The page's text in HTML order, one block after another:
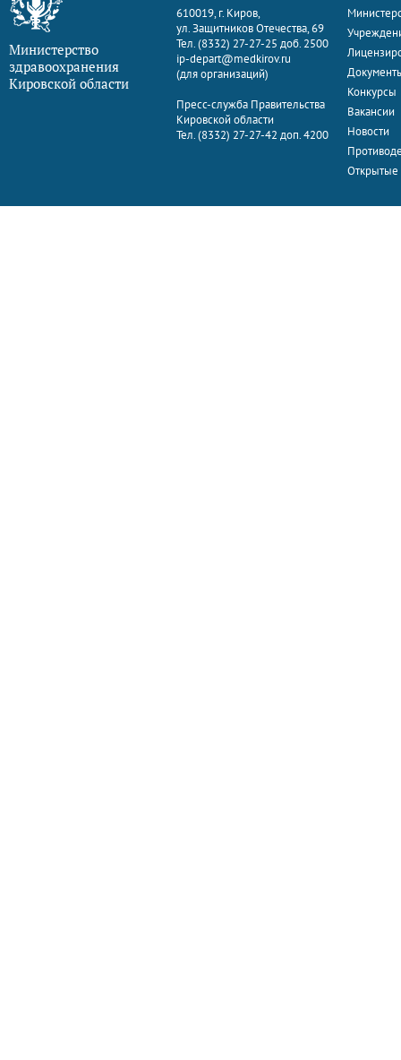
Министерство
здравоохранения
Кировской области
610019, г. Киров,
ул. Защитников Отечества, 69
Тел. (8332) 27-27-25 доб. 2500
ip-depart@medkirov.ru
(для организаций)
Пресс-служба Правительства
Кировской области
Тел. (8332) 27-27-42 доп. 4200
Конкурсы
Вакансии
Новости